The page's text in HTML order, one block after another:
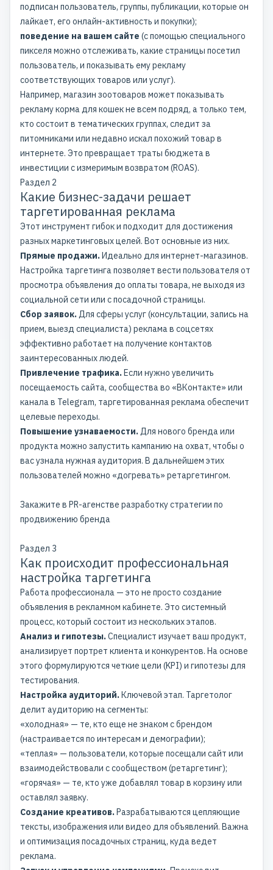
подписан пользователь, группы, публикации, которые он
лайкает, его онлайн-активность и покупки);
поведение на вашем сайте (с помощью специального
пикселя можно отслеживать, какие страницы посетил
пользователь, и показывать ему рекламу
соответствующих товаров или услуг).
Например, магазин зоотоваров может показывать
рекламу корма для кошек не всем подряд, а только тем,
кто состоит в тематических группах, следит за
питомниками или недавно искал похожий товар в
интернете. Это превращает траты бюджета в
инвестиции с измеримым возвратом (ROAS).
Раздел 2
Какие бизнес-задачи решает
таргетированная реклама
Этот инструмент гибок и подходит для достижения
разных маркетинговых целей. Вот основные из них.
Прямые продажи.Идеально для интернет-магазинов.
Настройка таргетинга позволяет вести пользователя от
просмотра объявления до оплаты товара, не выходя из
социальной сети или с посадочной страницы.
Сбор заявок.Для сферы услуг (консультации, запись на
прием, выезд специалиста) реклама в соцсетях
эффективно работает на получение контактов
заинтересованных людей.
Привлечение трафика.Если нужно увеличить
посещаемость сайта, сообщества во «ВКонтакте» или
канала в Telegram, таргетированная реклама обеспечит
целевые переходы.
Повышение узнаваемости.Для нового бренда или
продукта можно запустить кампанию на охват, чтобы о
вас узнала нужная аудитория. В дальнейшем этих
пользователей можно «догревать» ретаргетингом.
Закажите в PR-агенстве разработку стратегии по
продвижению бренда
Раздел 3
Как происходит профессиональная
настройка таргетинга
Работа профессионала — это не просто создание
объявления в рекламном кабинете. Это системный
процесс, который состоит из нескольких этапов.
Анализ и гипотезы.Специалист изучает ваш продукт,
анализирует портрет клиента и конкурентов. На основе
этого формулируются четкие цели (KPI) и гипотезы для
тестирования.
Настройка аудиторий.Ключевой этап. Таргетолог
делит аудиторию на сегменты:
«холодная» — те, кто еще не знаком с брендом
(настраивается по интересам и демографии);
«теплая» — пользователи, которые посещали сайт или
взаимодействовали с сообществом (ретаргетинг);
«горячая» — те, кто уже добавлял товар в корзину или
оставлял заявку.
Создание креативов.Разрабатываются цепляющие
тексты, изображения или видео для объявлений. Важна
и оптимизация посадочных страниц, куда ведет
реклама.